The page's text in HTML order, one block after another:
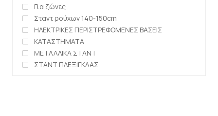
Για ζώνες
Σταντ ρούχων 140-150cm
ΗΛΕΚΤΡΙΚΕΣ ΠΕΡΙΣΤΡΕΦΟΜΕΝΕΣ ΒΑΣΕΙΣ
ΚΑΤΑΣΤΗΜΑΤΑ
ΜΕΤΑΛΛΙΚΑ ΣΤΑΝΤ
ΣΤΑΝΤ ΠΛΕΞΙΓΚΛΑΣ